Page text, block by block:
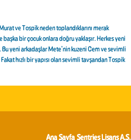
ve Tospik neden toplandıklarını merak
bir çocuk onlara doğru yaklaşır. Herkes yeni
yeni arkadaşlar Mete’nin kuzeni Cem ve sevimli
hızlı bir yapısı olan sevimli tavşandan Tospik
Ana Sayfa Sentries Lisans A.Ş.